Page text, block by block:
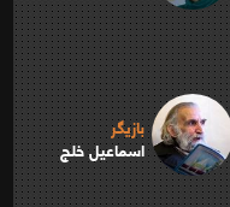
بازیگر
اسماعیل خلج